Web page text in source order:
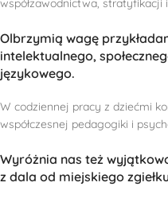
współzawodnictwa, stratyfikacji
Olbrzymią wagę
intelektualnego,
językowego.
W codziennej pracy z dziećmi
współczesnej pedagogiki i
Wyróżnia nas też
z dala od miejskiego